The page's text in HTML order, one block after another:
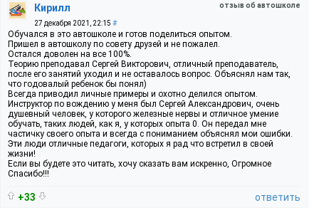
отзыв об автошколе
Кирилл
27 декабря 2021, 22:15 #
Обучался в это автошколе и готов поделиться опытом.
Пришел в автошколу по совету друзей и не пожалел.
Остался доволен на все 100%.
Теорию преподавал Сергей Викторович, отличный преподаватель,
после его занятий уходил и не оставалось вопрос. Объяснял нам так,
что годовалый ребенок бы понял)
Всегда приводил личные примеры и охотно делился опытом.
Инструктор по вождению у меня был Сергей Александрович, очень
душевный человек, у которого железные нервы и отличное умение
обучать, таких людей, как я, у которых опыта 0. Он передал мне
частичку своего опыта и всегда с пониманием объяснял мои ошибки.
Эти люди отличные педагоги, которых я рад что встретил в своей
жизни!
Если вы будете это читать, хочу сказать вам искренно, Огромное
Спасибо!!!
+33 ответить